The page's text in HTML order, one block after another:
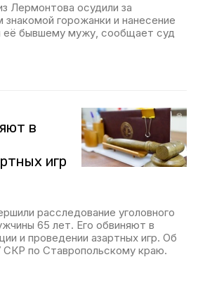
Лермонтова осудили за
знакомой горожанки и нанесение
её бывшему мужу, сообщает суд
в
игр
расследование уголовного
65 лет. Его обвиняют в
и проведении азартных игр. Об
по Ставропольскому краю.